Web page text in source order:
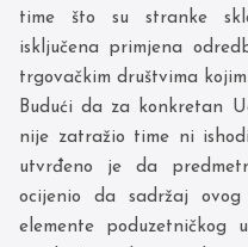
time što su stranke
isključena primjena
trgovačkim društvima
Budući da za konkretan
nije zatražio time ni
utvrđeno je da
ocijenio da sadržaj
elemente poduzetničkog